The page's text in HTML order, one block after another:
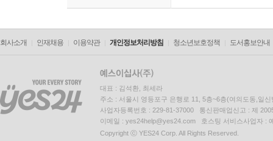
회사소개 인재채용 이용약관 개인정보처리방침 청소년보호정책 도서홍보안내
대표 : 김석환, 최세라
주소 : 서울시 영등포구 은행로 11, 5층~6층(여의도동,일신
사업자등록번호 : 229-81-37000 통신판매업신고 : 제
이메일 : yes24help@yes24.com 호스팅 서비스사업자 :
Copyright ⓒ YES24 Corp. All Rights Reserved.